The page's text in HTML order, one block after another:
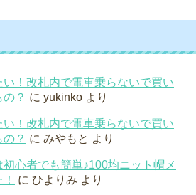
！改札内で電車乗らないで買い
？ に yukinko より
！改札内で電車乗らないで買い
？ に みやもと より
心者でも簡単♪100均ニット帽メ
に ひよりみ より